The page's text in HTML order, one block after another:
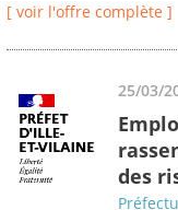
[ voir l'offre complète ]
25/03/
des